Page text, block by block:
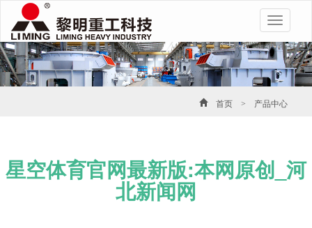
Toggle
首页 > 产品中心
星空体育官网最新版:本网原创_河
北新闻网